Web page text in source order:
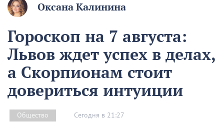
Оксана Калинина
Гороскоп на 7 августа:
Львов ждет успех в делах,
а Скорпионам стоит
довериться интуиции
Общество Сегодня в 21:27